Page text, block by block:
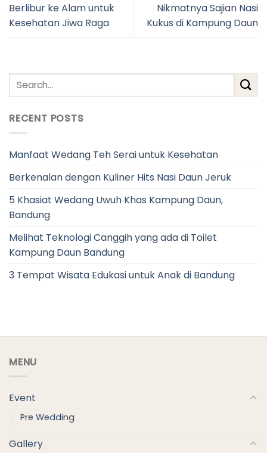
Berlibur ke Alam untuk
Kesehatan Jiwa Raga
Nikmatnya Sajian Nasi
Kukus di Kampung Daun
RECENT POSTS
Manfaat Wedang Teh Serai untuk Kesehatan
Berkenalan dengan Kuliner Hits Nasi Daun Jeruk
5 Khasiat Wedang Uwuh Khas Kampung Daun,
Bandung
Melihat Teknologi Canggih yang ada di Toilet
Kampung Daun Bandung
3 Tempat Wisata Edukasi untuk Anak di Bandung
MENU
Event
Pre Wedding
Gallery